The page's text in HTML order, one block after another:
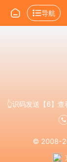
导航
👆识码发送【6】
© 2008-